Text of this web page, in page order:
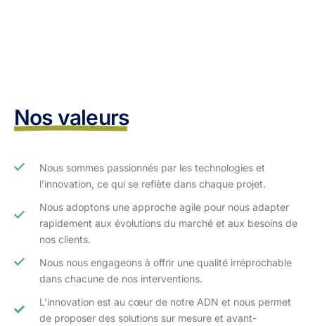
Nos valeurs
Nous sommes passionnés par les technologies et
l’innovation, ce qui se reflète dans chaque projet.
Nous adoptons une approche agile pour nous adapter
rapidement aux évolutions du marché et aux besoins de
nos clients.​
Nous nous engageons à offrir une qualité irréprochable
dans chacune de nos interventions.
L'innovation est au cœur de notre ADN et nous permet
de proposer des solutions sur mesure et avant-